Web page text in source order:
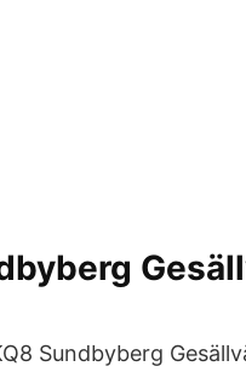
Sundbyberg